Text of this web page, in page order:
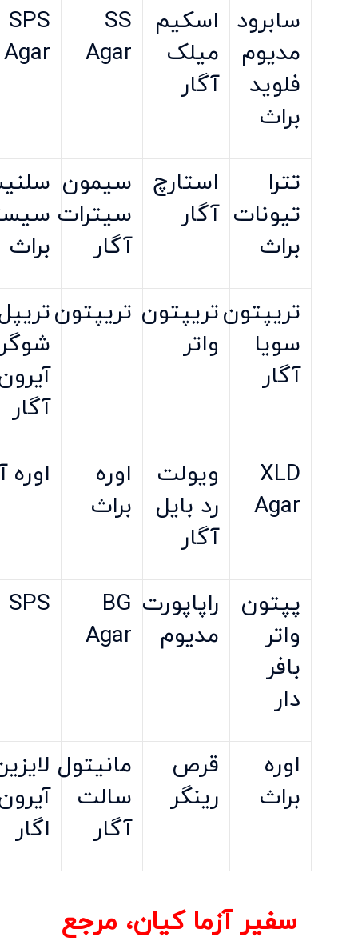
سابرود
مدیوم
فلوید
براث
اسکیم
میلک
آگار
SS
Agar
SPS
Agar
تترا
تیونات
براث
استارچ
آگار
سیمون
سیترات
آگار
براث
تریپتون
سویا
آگار
تریپتون
واتر
تریپتون
شوگر
آگار
XLD
Agar
ویولت
رد بایل
آگار
اوره
براث
اوره
پپتون
واتر
بافر
دار
راپاپورت
مدیوم
BG
Agar
SPS
اوره
براث
قرص
رینگر
مانیتول
سالت
آگار
اگار
سفیر آزما کیان، مرجع